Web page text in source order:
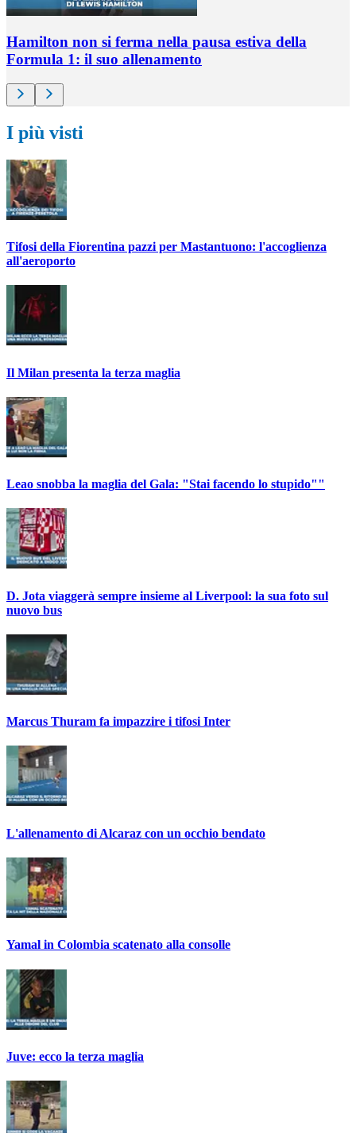
Hamilton non si ferma nella pausa estiva della
Formula 1: il suo allenamento
I più visti
Tifosi della Fiorentina pazzi per Mastantuono: l'accoglienza
all'aeroporto
Il Milan presenta la terza maglia
Leao snobba la maglia del Gala: "Stai facendo lo stupido""
D. Jota viaggerà sempre insieme al Liverpool: la sua foto sul
nuovo bus
Marcus Thuram fa impazzire i tifosi Inter
L'allenamento di Alcaraz con un occhio bendato
Yamal in Colombia scatenato alla consolle
Juve: ecco la terza maglia